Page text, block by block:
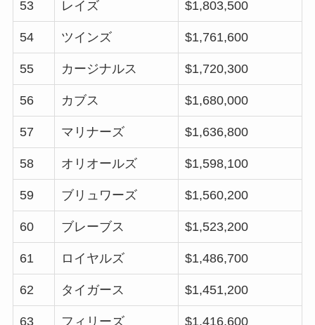
53 レイズ $1,803,500
54 ツインズ $1,761,600
55 カージナルス $1,720,300
56 カブス $1,680,000
57 マリナーズ $1,636,800
58 オリオールズ $1,598,100
59 ブリュワーズ $1,560,200
60 ブレーブス $1,523,200
61 ロイヤルズ $1,486,700
62 タイガース $1,451,200
63 フィリーズ $1,416,600